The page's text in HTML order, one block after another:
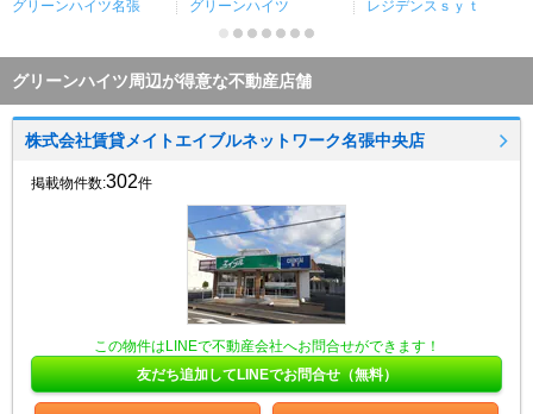
グリーンハイツ名張 グリーンハイツ レジデンスｓｙｔ
グリーンハイツ周辺が得意な不動産店舗
株式会社賃貸メイトエイブルネットワーク名張中央店
掲載物件数:302件
この物件はLINEで不動産会社へお問合せができます！
友だち追加してLINEでお問合せ（無料）